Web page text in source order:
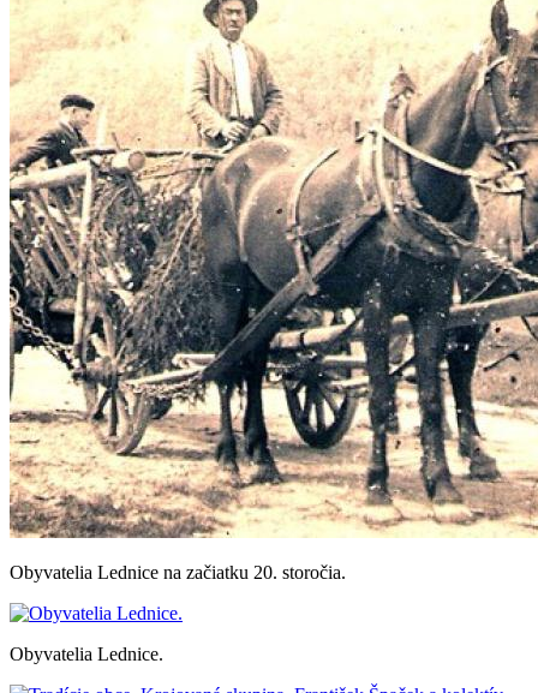
Obyvatelia Lednice na začiatku 20. storočia.
Obyvatelia Lednice.